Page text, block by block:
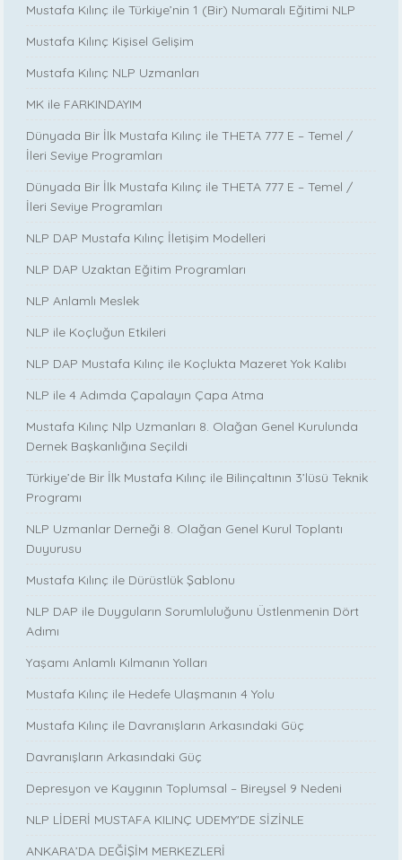
Mustafa Kılınç ile Türkiye’nin 1 (Bir) Numaralı Eğitimi NLP
Mustafa Kılınç Kişisel Gelişim
Mustafa Kılınç NLP Uzmanları
MK ile FARKINDAYIM
Dünyada Bir İlk Mustafa Kılınç ile THETA 777 E – Temel /
İleri Seviye Programları
Dünyada Bir İlk Mustafa Kılınç ile THETA 777 E – Temel /
İleri Seviye Programları
NLP DAP Mustafa Kılınç İletişim Modelleri
NLP DAP Uzaktan Eğitim Programları
NLP Anlamlı Meslek
NLP ile Koçluğun Etkileri
NLP DAP Mustafa Kılınç ile Koçlukta Mazeret Yok Kalıbı
NLP ile 4 Adımda Çapalayın Çapa Atma
Mustafa Kılınç Nlp Uzmanları 8. Olağan Genel Kurulunda
Dernek Başkanlığına Seçildi
Türkiye’de Bir İlk Mustafa Kılınç ile Bilinçaltının 3’lüsü Teknik
Programı
NLP Uzmanlar Derneği 8. Olağan Genel Kurul Toplantı
Duyurusu
Mustafa Kılınç ile Dürüstlük Şablonu
NLP DAP ile Duyguların Sorumluluğunu Üstlenmenin Dört
Adımı
Yaşamı Anlamlı Kılmanın Yolları
Mustafa Kılınç ile Hedefe Ulaşmanın 4 Yolu
Mustafa Kılınç ile Davranışların Arkasındaki Güç
Davranışların Arkasındaki Güç
Depresyon ve Kaygının Toplumsal – Bireysel 9 Nedeni
NLP LİDERİ MUSTAFA KILINÇ UDEMY'DE SİZİNLE
ANKARA’DA DEĞİŞİM MERKEZLERİ